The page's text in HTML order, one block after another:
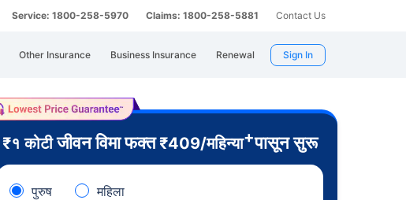
Service: 1800-258-5970 Claims: 1800-258-5881 Contact Us
Other Insurance Business Insurance Renewal Sign In
₹१ कोटीजीवन विमा फक्त₹409/महिन्या+पासून सुरू
पुरुष महिला